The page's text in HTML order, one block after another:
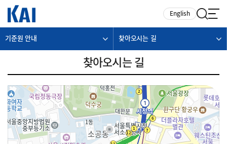
English
기준원 안내 찾아오시는 길
찾아오시는 길